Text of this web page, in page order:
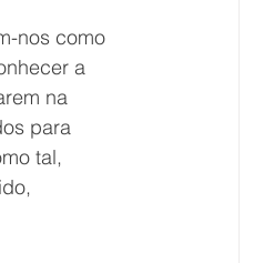
nos como
a
na
para
tal,